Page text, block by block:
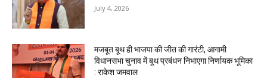
July 4, 2026
मजबूत बूथ ही भाजपा की जीत की गारंटी, आगामी
विधानसभा चुनाव में बूथ प्रबंधन निभाएगा निर्णायक भूमिका
: राकेश जमवाल